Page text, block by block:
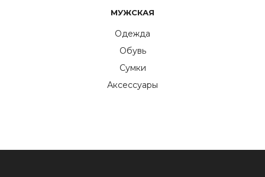
МУЖСКАЯ
Одежда
Обувь
Сумки
Аксессуары